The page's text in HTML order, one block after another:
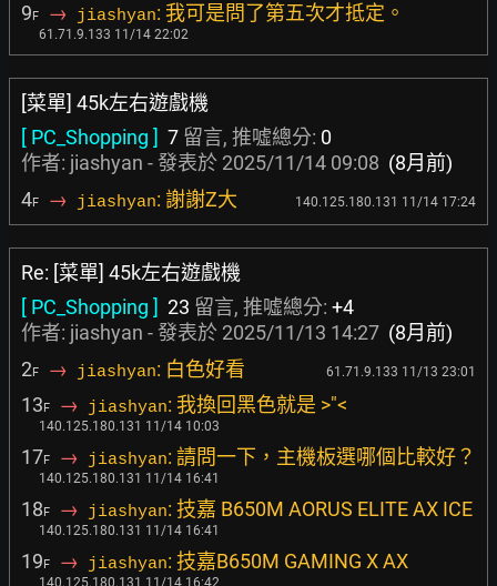
9F → jiashyan: 我可是問了第五次才抵定。
61.71.9.133 11/14 22:02
[菜單] 45k左右遊戲機
[ PC_Shopping ] 7 留言, 推噓總分: 0
作者: jiashyan - 發表於 2025/11/14 09:08 (8月前)
4F → jiashyan: 謝謝Z大 140.125.180.131 11/14 17:24
Re: [菜單] 45k左右遊戲機
[ PC_Shopping ] 23 留言, 推噓總分: +4
作者: jiashyan - 發表於 2025/11/13 14:27 (8月前)
2F → jiashyan: 白色好看 61.71.9.133 11/13 23:01
13F → jiashyan: 我換回黑色就是 >"<
140.125.180.131 11/14 10:03
17F → jiashyan: 請問一下，主機板選哪個比較好？
140.125.180.131 11/14 16:41
18F → jiashyan: 技嘉 B650M AORUS ELITE AX ICE
140.125.180.131 11/14 16:41
19F → jiashyan: 技嘉B650M GAMING X AX
140.125.180.131 11/14 16:42